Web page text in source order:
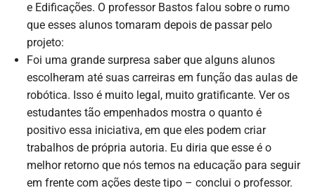
e Edificações. O professor Bastos falou sobre o rumo
que esses alunos tomaram depois de passar pelo
projeto:
Foi uma grande surpresa saber que alguns alunos
escolheram até suas carreiras em função das aulas de
robótica. Isso é muito legal, muito gratificante. Ver os
estudantes tão empenhados mostra o quanto é
positivo essa iniciativa, em que eles podem criar
trabalhos de própria autoria. Eu diria que esse é o
melhor retorno que nós temos na educação para seguir
em frente com ações deste tipo – conclui o professor.